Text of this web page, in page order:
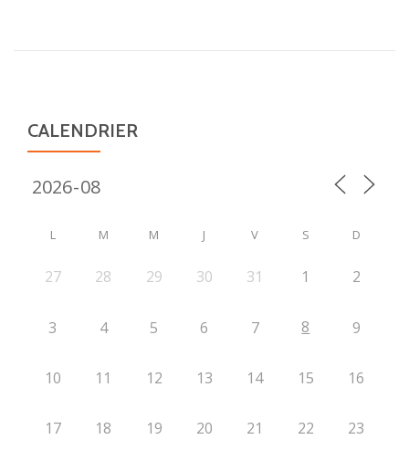
CALENDRIER
L M M J V S D
27 28 29 30 31 1 2
3 4 5 6 7 8 9
10 11 12 13 14 15 16
17 18 19 20 21 22 23